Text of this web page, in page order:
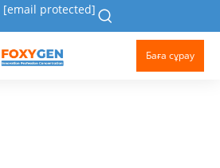
[email protected]
Баға сұрау